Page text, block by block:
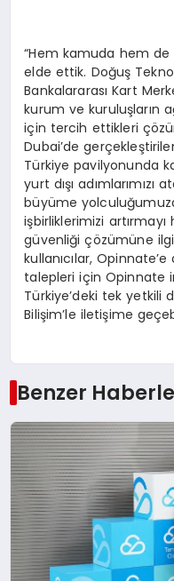
“Hem kamuda hem
elde ettik. Doğuş
Bankalararası Kart
kurum ve kuruluşların
için tercih ettikleri
Dubai’de
Türkiye pavilyonunda
yurt dışı
büyüme
işbirliklerimizi
güvenliği çözümüne
kullanıcılar,
talepleri için Opinnate
Türkiye’deki tek
Bilişim’le iletişime
Benzer